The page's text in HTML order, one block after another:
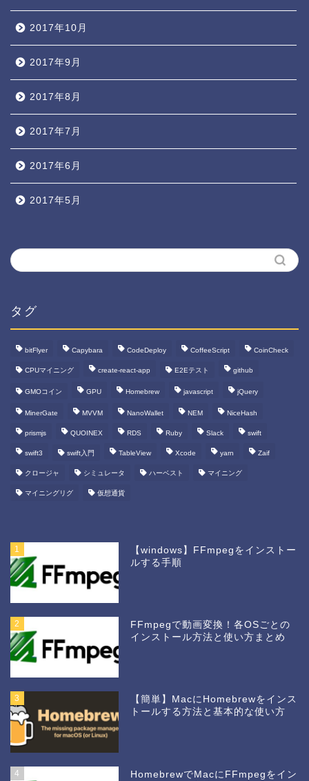
2017年10月
2017年9月
2017年8月
2017年7月
2017年6月
2017年5月
タグ
bitFlyer Capybara CodeDeploy CoffeeScript CoinCheck
CPUマイニング create-react-app E2Eテスト github
GMOコイン GPU Homebrew javascript jQuery
MinerGate MVVM NanoWallet NEM NiceHash
prismjs QUOINEX RDS Ruby Slack swift
swift3 swift入門 TableView Xcode yarn Zaif
クロージャ シミュレータ ハーベスト マイニング
マイニングリグ 仮想通貨
1
【windows】FFmpegをインストー
ルする手順
2
FFmpegで動画変換！各OSごとの
インストール方法と使い方まとめ
3
【簡単】MacにHomebrewをインス
トールする方法と基本的な使い方
4
HomebrewでMacにFFmpegをイン